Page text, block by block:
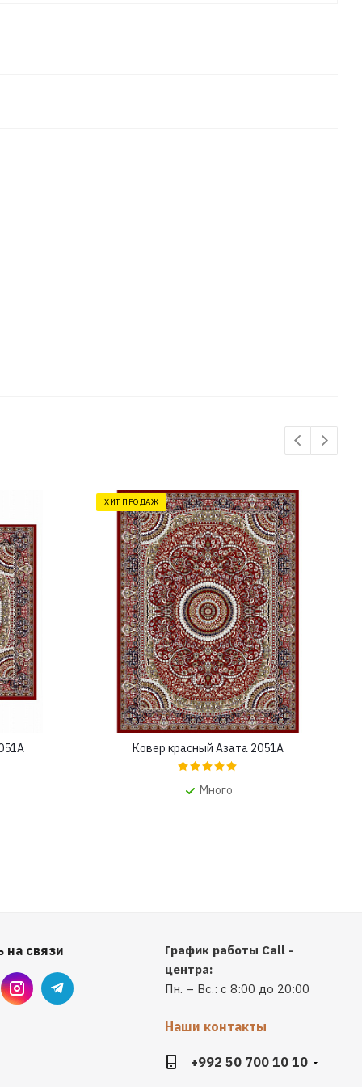
ХИТ ПРОДАЖ
Ковер красный Азата 2051A
Много
на связи
График работы Call -
центра:
Пн. – Вс.: с 8:00 до 20:00
Наши контакты
+992 50 700 10 10